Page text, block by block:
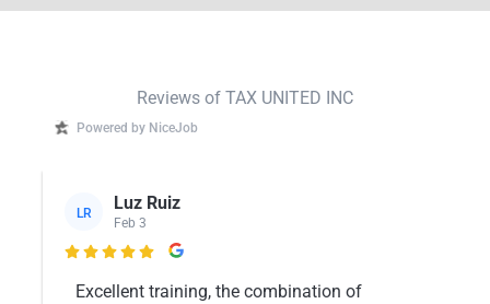
Reviews of TAX UNITED INC
Powered by NiceJob
LR Luz Ruiz
Feb 3

Excellent training, the combination of